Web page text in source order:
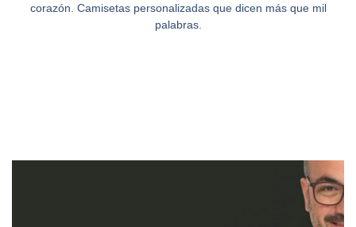
corazón. Camisetas personalizadas que dicen más que mil
palabras.